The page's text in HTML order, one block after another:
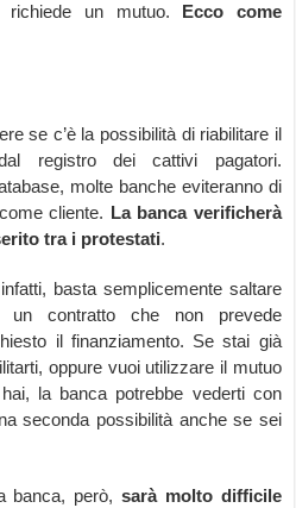
richiede un mutuo. Ecco come
se c’è la possibilità di riabilitare il
registro dei cattivi pagatori.
molte banche eviteranno di
cliente. La banca verificherà
tra i protestati.
basta semplicemente saltare
contratto che non prevede
il finanziamento. Se stai già
oppure vuoi utilizzare il mutuo
la banca potrebbe vederti con
seconda possibilità anche se sei
banca, però,sarà molto difficile